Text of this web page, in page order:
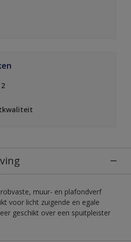
muur- en plafondverf
voor licht zuigende en egale
geschikt over een spuitpleister